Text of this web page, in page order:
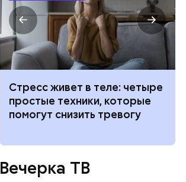
Стресс живет в теле: четыре
простые техники, которые
помогут снизить тревогу
Вечерка ТВ